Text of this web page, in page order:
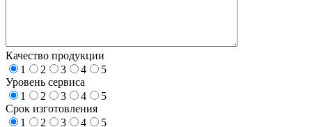
Качество продукции
1
2 3 4
5
Уровень сервиса
1
2 3 4
5
Срок изготовления
1
2 3 4
5